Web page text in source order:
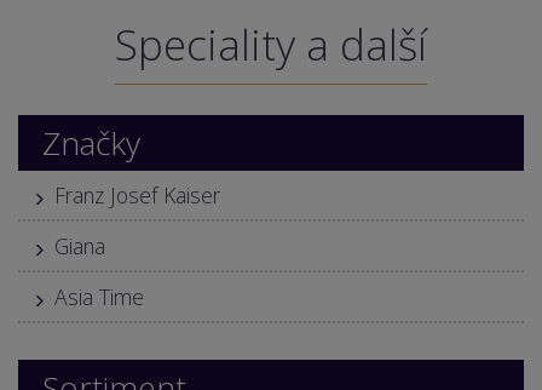
Speciality a další
Značky
Franz Josef Kaiser
Giana
Asia Time